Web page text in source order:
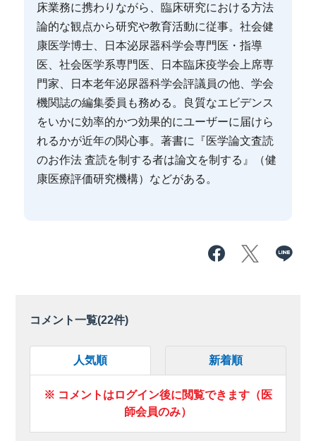
床業務に携わりながら、臨床研究における方法
論的な観点から研究や教育活動に従事。社会健
康医学博士、日本泌尿器科学会専門医・指導
医、社会医学系専門医、日本臨床疫学会上席専
門家、日本老年泌尿器科学会評議員の他、学会
機関誌の編集委員も務める。良質なエビデンス
をいかに効率的かつ効果的にユーザーに届けら
れるかが近年の関心事。著書に『医学論文査読
のお作法 査読を制する者は論文を制する』（健
康医療評価研究機構）などがある。
コメント一覧(22件)
人気順 新着順
※ コメントはログイン後に閲覧できます（医
師会員のみ）